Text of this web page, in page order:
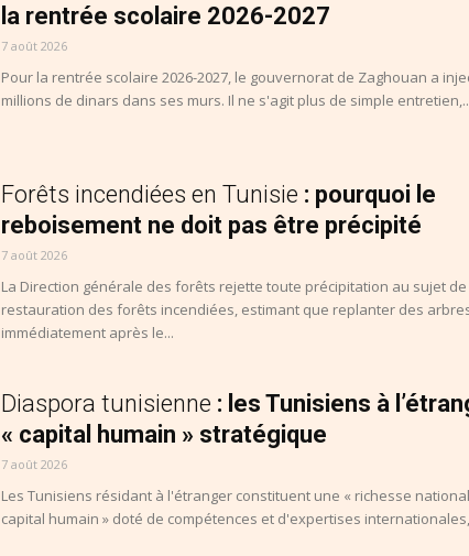
la rentrée scolaire 2026-2027
7 août 2026
Pour la rentrée scolaire 2026-2027, le gouvernorat de Zaghouan a
millions de dinars dans ses murs. Il ne s'agit plus de simple
Forêts incendiées en Tunisie : pourquoi le
reboisement ne doit pas être précipité
7 août 2026
La Direction générale des forêts rejette toute précipitation au sujet de
restauration des forêts incendiées, estimant que replanter des
immédiatement après le...
Diaspora tunisienne : les Tunisiens à
« capital humain » stratégique
7 août 2026
Les Tunisiens résidant à l'étranger constituent une « richesse
capital humain » doté de compétences et d'expertises